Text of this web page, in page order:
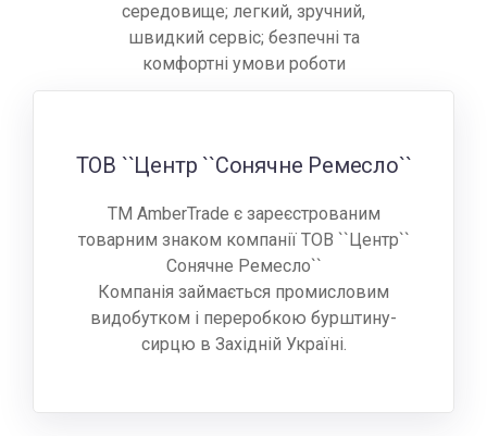
середовище; легкий, зручний,
швидкий сервіс; безпечні та
комфортні умови роботи
ТОВ ``Центр ``Сонячне Ремесло``
TM AmberTrade є зареєстрованим
товарним знаком компанії ТОВ ``Центр``
Сонячне Ремесло``
Компанія займається промисловим
видобутком і переробкою бурштину-
сирцю в Західній Україні.